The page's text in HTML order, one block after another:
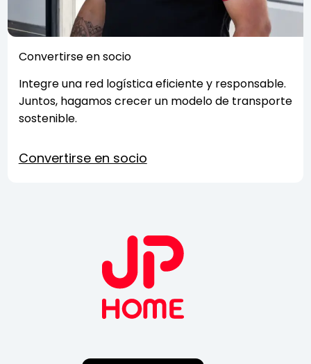
Convertirse en socio
Integre una red logística eficiente y responsable.
Juntos, hagamos crecer un modelo de transporte
sostenible.
Convertirse en socio